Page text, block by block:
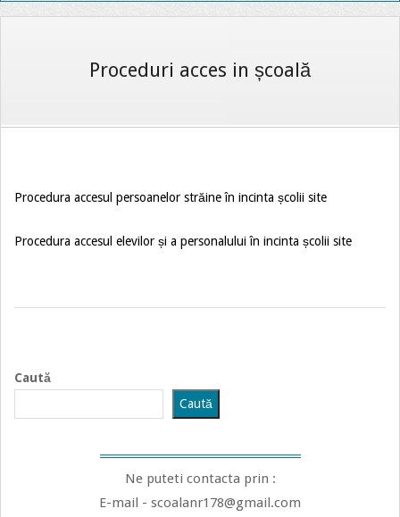
Primary
Proceduri acces in școală
Procedura accesul persoanelor străine în incinta școlii site
Procedura accesul elevilor și a personalului în incinta școlii site
Caută
Caută
Ne puteti contacta prin :
E-mail - scoalanr178@gmail.com